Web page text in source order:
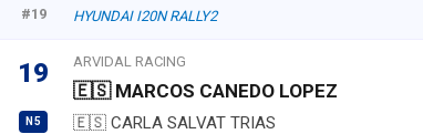
#19 HYUNDAI I20N RALLY2
19
N5
ARVIDAL RACING
🇪🇸 MARCOS CANEDO LOPEZ
🇪🇸 CARLA SALVAT TRIAS